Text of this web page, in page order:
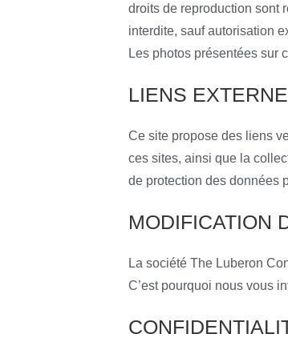
droits de reproduction sont
interdite, sauf autorisation
Les photos présentées sur
LIENS
Ce site propose des liens
ces sites, ainsi que la
de protection des données
MODIFICATION
La société The Luberon
C’est pourquoi nous vous